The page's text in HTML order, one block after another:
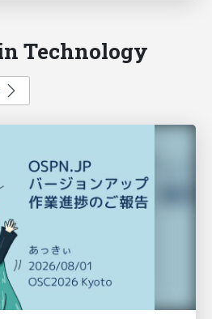
Technology